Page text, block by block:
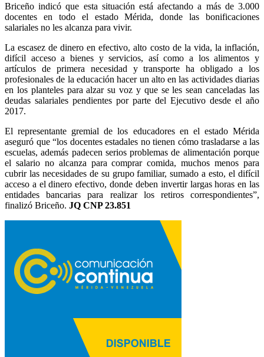
Briceño indicó que esta situación está afectando a más de 3.000
docentes en todo el estado Mérida, donde las bonificaciones
salariales no les alcanza para vivir.
La escasez de dinero en efectivo, alto costo de la vida, la inflación,
difícil acceso a bienes y servicios, así como a los alimentos y
artículos de primera necesidad y transporte ha obligado a los
profesionales de la educación hacer un alto en las actividades diarias
en los planteles para alzar su voz y que se les sean canceladas las
deudas salariales pendientes por parte del Ejecutivo desde el año
2017.
El representante gremial de los educadores en el estado Mérida
aseguró que “los docentes estadales no tienen cómo trasladarse a las
escuelas, además padecen serios problemas de alimentación porque
el salario no alcanza para comprar comida, muchos menos para
cubrir las necesidades de su grupo familiar, sumado a esto, el difícil
acceso a el dinero efectivo, donde deben invertir largas horas en las
entidades bancarias para realizar los retiros correspondientes”,
finalizó Briceño. JQ CNP 23.851